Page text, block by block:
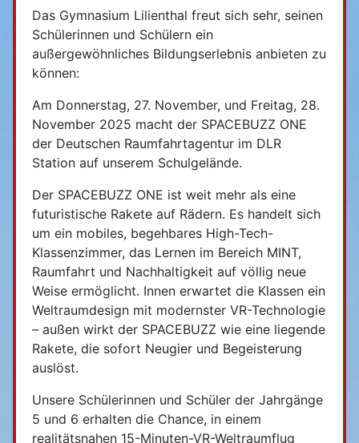
Das Gymnasium Lilienthal freut sich sehr, seinen
Schülerinnen und Schülern ein
außergewöhnliches Bildungserlebnis anbieten zu
können:
Am Donnerstag, 27. November, und Freitag, 28.
November 2025 macht der SPACEBUZZ ONE
der Deutschen Raumfahrtagentur im DLR
Station auf unserem Schulgelände.
Der SPACEBUZZ ONE ist weit mehr als eine
futuristische Rakete auf Rädern. Es handelt sich
um ein mobiles, begehbares High-Tech-
Klassenzimmer, das Lernen im Bereich MINT,
Raumfahrt und Nachhaltigkeit auf völlig neue
Weise ermöglicht. Innen erwartet die Klassen ein
Weltraumdesign mit modernster VR-Technologie
– außen wirkt der SPACEBUZZ wie eine liegende
Rakete, die sofort Neugier und Begeisterung
auslöst.
Unsere Schülerinnen und Schüler der Jahrgänge
5 und 6 erhalten die Chance, in einem
realitätsnahen 15-Minuten-VR-Weltraumflug